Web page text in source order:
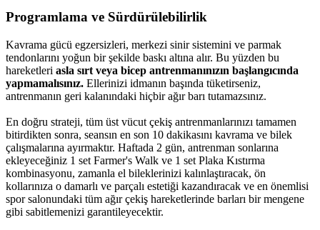
Programlama ve Sürdürülebilirlik​
Kavrama gücü egzersizleri, merkezi sinir sistemini ve parmak
tendonlarını yoğun bir şekilde baskı altına alır. Bu yüzden bu
hareketleri asla sırt veya bicep antrenmanınızın başlangıcında
yapmamalısınız. Ellerinizi idmanın başında tüketirseniz,
antrenmanın geri kalanındaki hiçbir ağır barı tutamazsınız.
En doğru strateji, tüm üst vücut çekiş antrenmanlarınızı tamamen
bitirdikten sonra, seansın en son 10 dakikasını kavrama ve bilek
çalışmalarına ayırmaktır. Haftada 2 gün, antrenman sonlarına
ekleyeceğiniz 1 set Farmer's Walk ve 1 set Plaka Kıstırma
kombinasyonu, zamanla el bileklerinizi kalınlaştıracak, ön
kollarınıza o damarlı ve parçalı estetiği kazandıracak ve en önemlisi
spor salonundaki tüm ağır çekiş hareketlerinde barları bir mengene
gibi sabitlemenizi garantileyecektir.